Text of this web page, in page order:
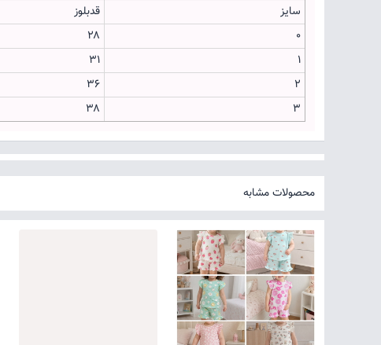
سایز
قدبلوز
۰
۲۸
۱
۳۱
۲
۳۶
۳
۳۸
محصولات مشابه